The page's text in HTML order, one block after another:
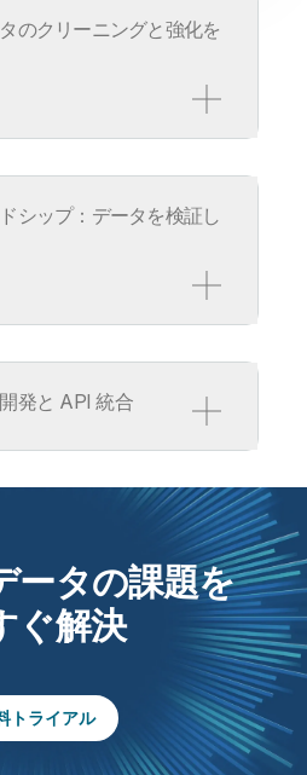
のクリーニングと強化を
能なパイプ
クを、信頼で
スからのスケ
換します。
搭載された
搭載され
セキュリ
ロールベース
マスキングル
用し、機密デ
護してコンプ
に対応します
シップ：データを検証し
ッキング
とステータス
用して、コン
データの可
カウンタビ
データの
アカウン
ィ
発と API 統合
ータの課題を
ぐ解決
トライアル